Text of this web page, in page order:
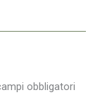
obbligatori